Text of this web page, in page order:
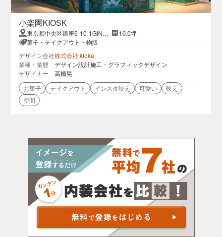
小楽園KIOSK
東京都中央区銀座6-10-1GINZA
SIX
10.0坪
菓子・テイクアウト・物販
デザイン会社株式会社 kloka
業種・業態
デザイン設計施工・グラフィックデザイン
デザイナー
高橋晃
お菓子
テイクアウト インスタ映え 可愛い
映え
空間